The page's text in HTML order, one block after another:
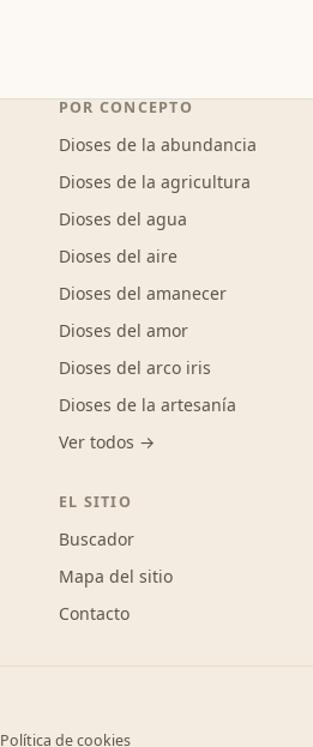
POR CONCEPTO
Dioses de la abundancia
Dioses de la agricultura
Dioses del agua
Dioses del aire
Dioses del amanecer
Dioses del amor
Dioses del arco iris
Dioses de la artesanía
Ver todos →
EL SITIO
Buscador
Mapa del sitio
Contacto
Política de cookies